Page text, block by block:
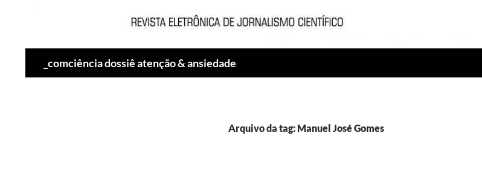
_comciência dossiê atenção & ansiedade
Arquivo da tag: Manuel José Gomes